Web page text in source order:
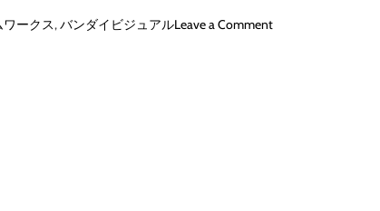
ークス,バンダイビジュアルLeave a Commento